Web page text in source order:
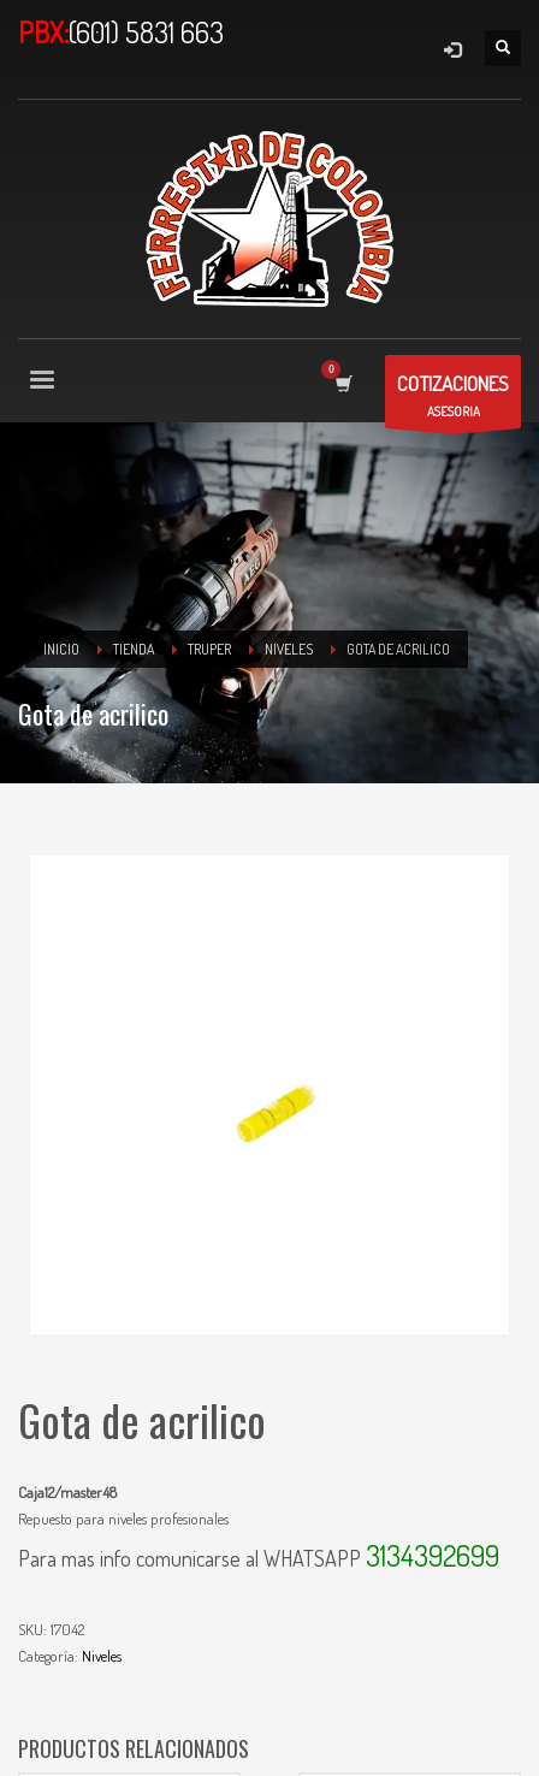
PBX:(601) 5831 663
COTIZACIONES
ASESORIA
INICIO TIENDA TRUPER NIVELES GOTA DE ACRILICO
Gota de acrilico
Gota de acrilico
Caja12/master48
Repuesto para niveles profesionales
Para mas info comunicarse al WHATSAPP 3134392699
SKU: 17042
Categoría: Niveles
PRODUCTOS RELACIONADOS